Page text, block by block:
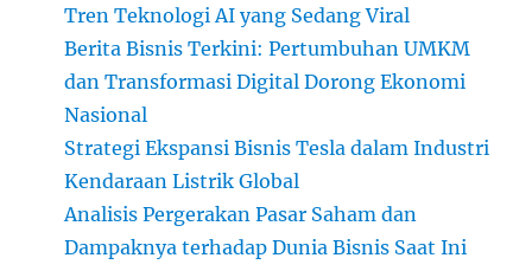
Tren Teknologi AI yang Sedang Viral
Berita Bisnis Terkini: Pertumbuhan UMKM
dan Transformasi Digital Dorong Ekonomi
Nasional
Strategi Ekspansi Bisnis Tesla dalam Industri
Kendaraan Listrik Global
Analisis Pergerakan Pasar Saham dan
Dampaknya terhadap Dunia Bisnis Saat Ini